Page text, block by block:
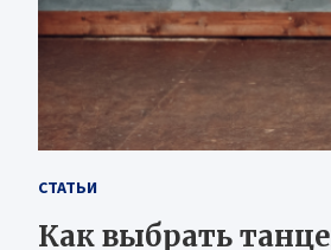
СТАТЬИ
Как выбрать